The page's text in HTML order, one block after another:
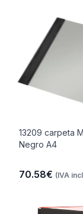
13209 carpeta
Negro A4
70.58€ (IVA